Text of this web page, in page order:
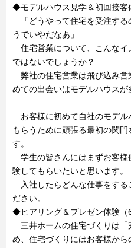
◆モデルハウス見学＆初回接客
「どうやって住宅を受注する
うでいやだなあ」
住宅営業について、こんなイ
ではないでしょうか？
弊社の住宅営業は飛び込み営
めての出会いはモデルハウスが
お客様に初めて自社のモデ
もらうために頑張る最初の関
す。
学生の皆さんにはまずお客様
験してもらいたいと思います。
入社したらどんな仕事をする
ださい。
◆ヒアリング＆プレゼン体験（
三井ホームの住宅づくりは「
め、住宅づくりにはお客様から